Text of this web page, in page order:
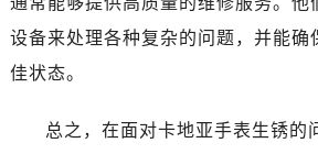
设备来处理各种复杂的问题，并能确
佳状态。
总之，在面对卡地亚手表生锈的